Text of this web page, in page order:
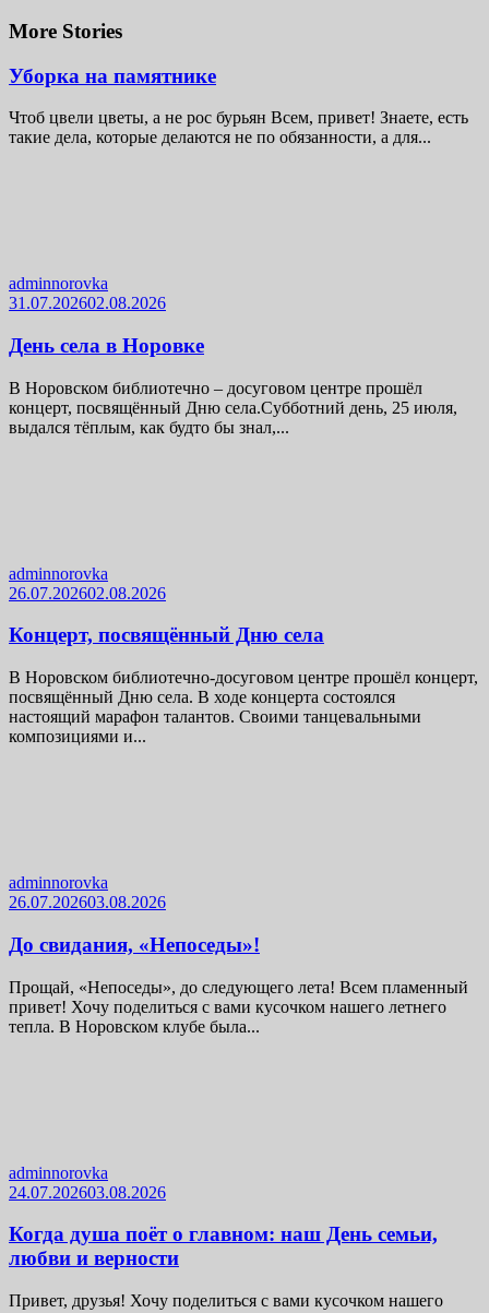
More Stories
Уборка на памятнике
Чтоб цвели цветы, а не рос бурьян Всем, привет! Знаете, есть
такие дела, которые делаются не по обязанности, а для...
adminnorovka
31.07.202602.08.2026
День села в Норовке
В Норовском библиотечно – досуговом центре прошёл
концерт, посвящённый Дню села.Субботний день, 25 июля,
выдался тёплым, как будто бы знал,...
adminnorovka
26.07.202602.08.2026
Концерт, посвящённый Дню села
В Норовском библиотечно-досуговом центре прошёл концерт,
посвящённый Дню села. В ходе концерта состоялся
настоящий марафон талантов. Своими танцевальными
композициями и...
adminnorovka
26.07.202603.08.2026
До свидания, «Непоседы»!
Прощай, «Непоседы», до следующего лета! Всем пламенный
привет! Хочу поделиться с вами кусочком нашего летнего
тепла. В Норовском клубе была...
adminnorovka
24.07.202603.08.2026
Когда душа поёт о главном: наш День семьи,
любви и верности
Привет, друзья! Хочу поделиться с вами кусочком нашего